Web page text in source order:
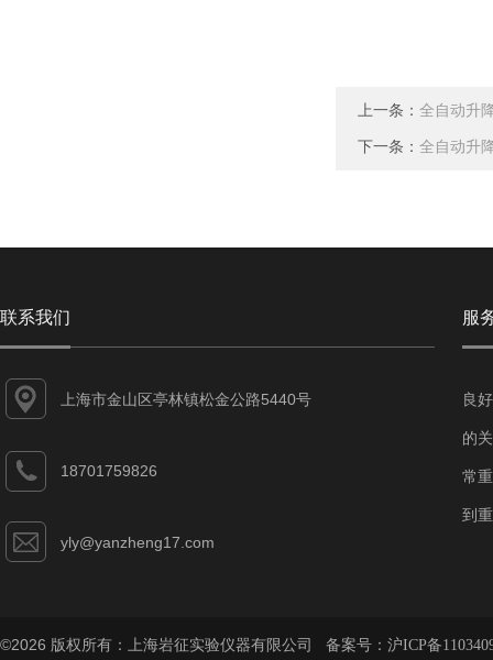
上一条： 全自动升
下一条： 全自动升
联系我们
上海市金山区亭林镇松金公路5440号
18701759826
yly@yanzheng17.com
服
良
的
常
到
©2026 版权所有：上海岩征实验仪器有限公司 备案号： 沪ICP备